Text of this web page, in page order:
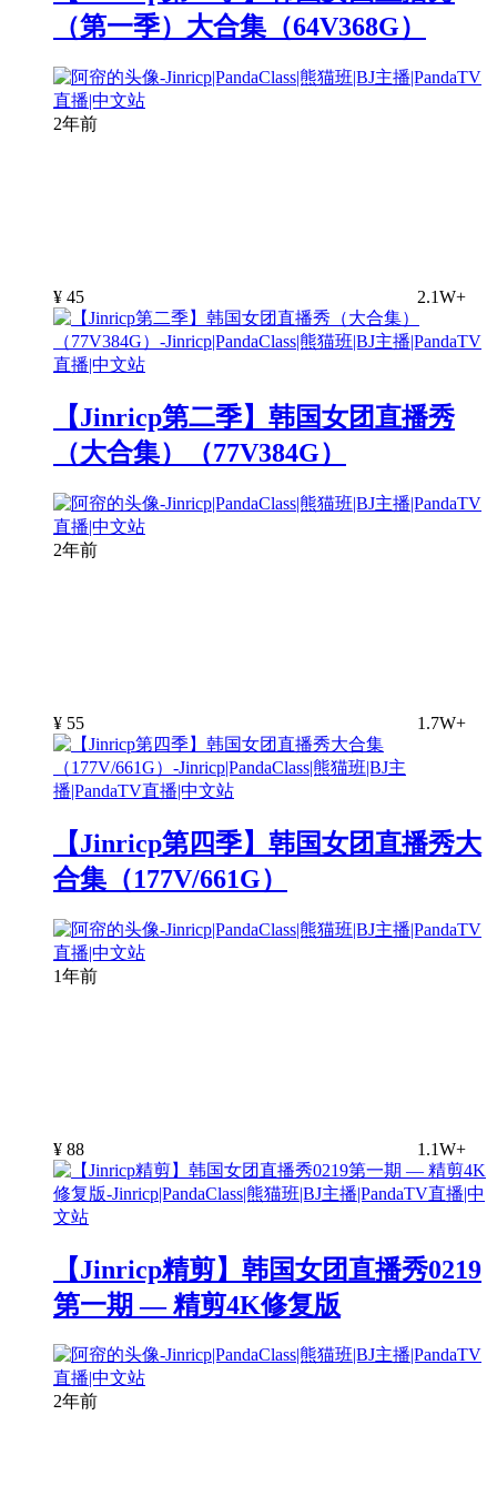
（第一季）大合集（64V368G）
2年前
¥ 45 2.1W+
【Jinricp第二季】韩国女团直播秀
（大合集）（77V384G）
2年前
¥ 55 1.7W+
【Jinricp第四季】韩国女团直播秀大
合集（177V/661G）
1年前
¥ 88 1.1W+
【Jinricp精剪】韩国女团直播秀0219
第一期 — 精剪4K修复版
2年前